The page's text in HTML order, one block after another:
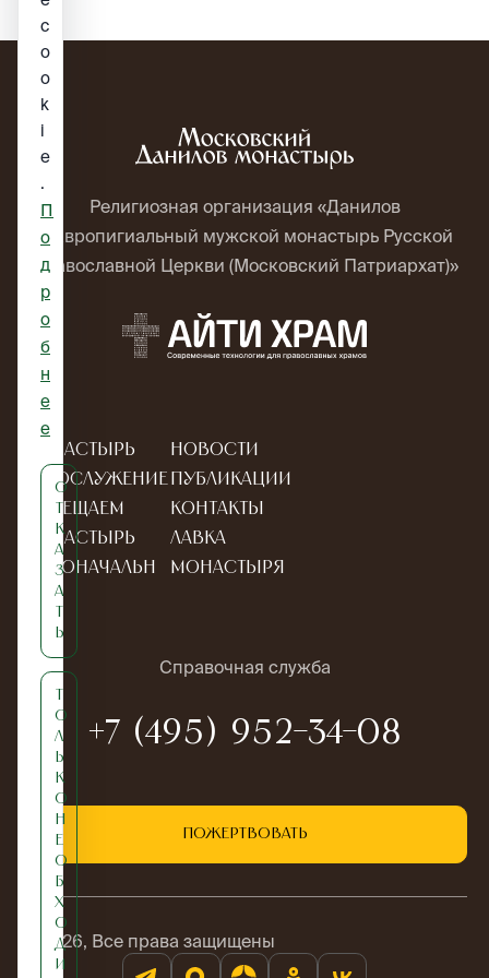
Религиозная организация «Данилов
ставропигиальный мужской монастырь Русской
Православной Церкви (Московский Патриархат)»
Монастырь
Богослужение
Посещаем
монастырь
Новоначальн
Новости
Публикации
Контакты
Лавка
монастыря
Справочная служба
+7 (495) 952-34-08
Пожертвовать
© 2026, Все права защищены
c
o
o
k
i
e
.
П
о
д
р
о
б
н
е
е
О
т
к
а
з
а
т
ь
Т
о
л
ь
к
о
н
е
о
б
х
о
д
и